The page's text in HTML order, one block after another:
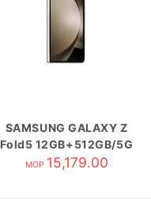
SAMSUNG GALAXY Z
Fold5 12GB+512GB/5G
版 雲朵白
MOP 15,179.00